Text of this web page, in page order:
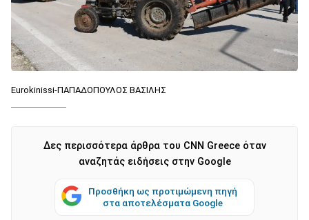
Eurokinissi-ΠΑΠΑΔΟΠΟΥΛΟΣ ΒΑΣΙΛΗΣ
Δες περισσότερα άρθρα του CNN Greece όταν
αναζητάς ειδήσεις στην Google
Προσθήκη ως προτιμώμενη πηγή
στα αποτελέσματα Google